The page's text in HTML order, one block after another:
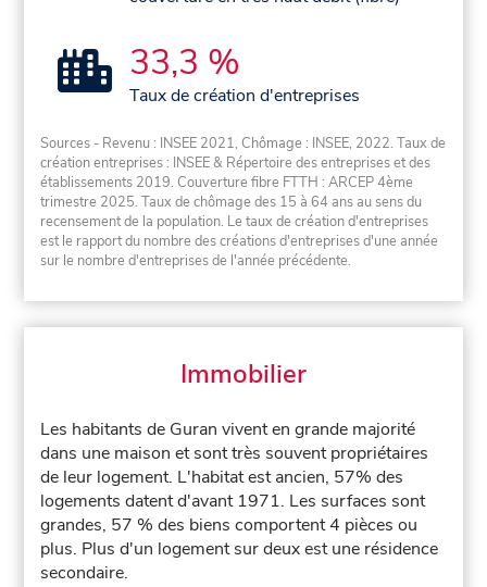
33,3 %
Taux de création d'entreprises
Sources - Revenu : INSEE 2021, Chômage : INSEE, 2022. Taux de
création entreprises : INSEE & Répertoire des entreprises et des
établissements 2019. Couverture fibre FTTH : ARCEP 4ème
trimestre 2025. Taux de chômage des 15 à 64 ans au sens du
recensement de la population. Le taux de création d'entreprises
est le rapport du nombre des créations d'entreprises d'une année
sur le nombre d'entreprises de l'année précédente.
Immobilier
Les habitants de Guran vivent en grande majorité
dans une maison et sont très souvent propriétaires
de leur logement. L'habitat est ancien, 57% des
logements datent d'avant 1971. Les surfaces sont
grandes, 57 % des biens comportent 4 pièces ou
plus. Plus d'un logement sur deux est une résidence
secondaire.